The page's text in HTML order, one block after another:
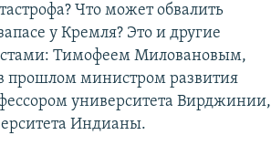
Что может обвалить
у Кремля? Это и другие
Тимофеем Миловановым,
прошлом министром развития
университета Вирджинии,
Индианы.